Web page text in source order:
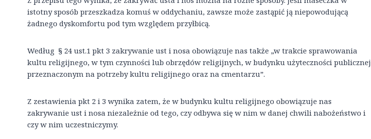
istotny sposób przeszkadza komuś w oddychaniu, zawsze może zastąpić ją niepowodującą
żadnego dyskomfortu pod tym względem przyłbicą.
Według § 24 ust.1 pkt 3 zakrywanie ust i nosa obowiązuje nas także „w trakcie sprawowania
kultu religijnego, w tym czynności lub obrzędów religijnych, w budynku użyteczności publicznej
przeznaczonym na potrzeby kultu religijnego oraz na cmentarzu”.
Z zestawienia pkt 2 i 3 wynika zatem, że w budynku kultu religijnego obowiązuje nas
zakrywanie ust i nosa niezależnie od tego, czy odbywa się w nim w danej chwili nabożeństwo i
czy w nim uczestniczymy.